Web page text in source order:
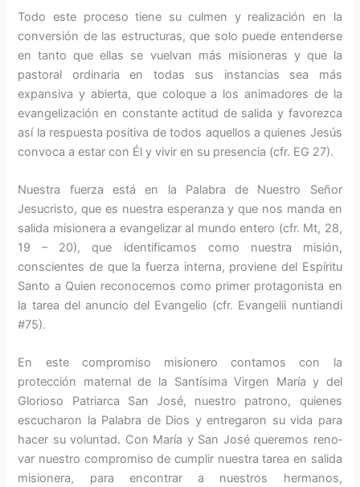
Todo este proceso tiene su culmen y realización en la
conversión de las estructuras, que solo puede enten­derse
en tanto que ellas se vuelvan más misioneras y que la
pastoral ordinaria en todas sus instancias sea más
expansiva y abierta, que colo­que a los animadores de la
evan­gelización en constante actitud de salida y favorezca
así la respuesta positiva de todos aquellos a quienes Jesús
convoca a estar con Él y vivir en su presencia (cfr. EG 27).
Nuestra fuerza está en la Palabra de Nuestro Señor
Jesucristo, que es nuestra esperanza y que nos manda en
salida misionera a evangelizar al mundo entero (cfr. Mt, 28,
19 – 20), que identificamos como nuestra mi­sión,
conscientes de que la fuerza interna, proviene del Espíritu
Santo a Quien reconocemos como primer protagonista en
la tarea del anuncio del Evangelio (cfr. Evangelii nun­tiandi
#75).
En este compromiso misionero contamos con la
protección mater­nal de la Santísima Virgen María y del
Glorioso Patriarca San José, nuestro patrono, quienes
escucha­ron la Palabra de Dios y entregaron su vida para
hacer su voluntad. Con María y San José queremos reno­
var nuestro compromiso de cumplir nuestra tarea en salida
misionera, para encontrar a nuestros hermanos,